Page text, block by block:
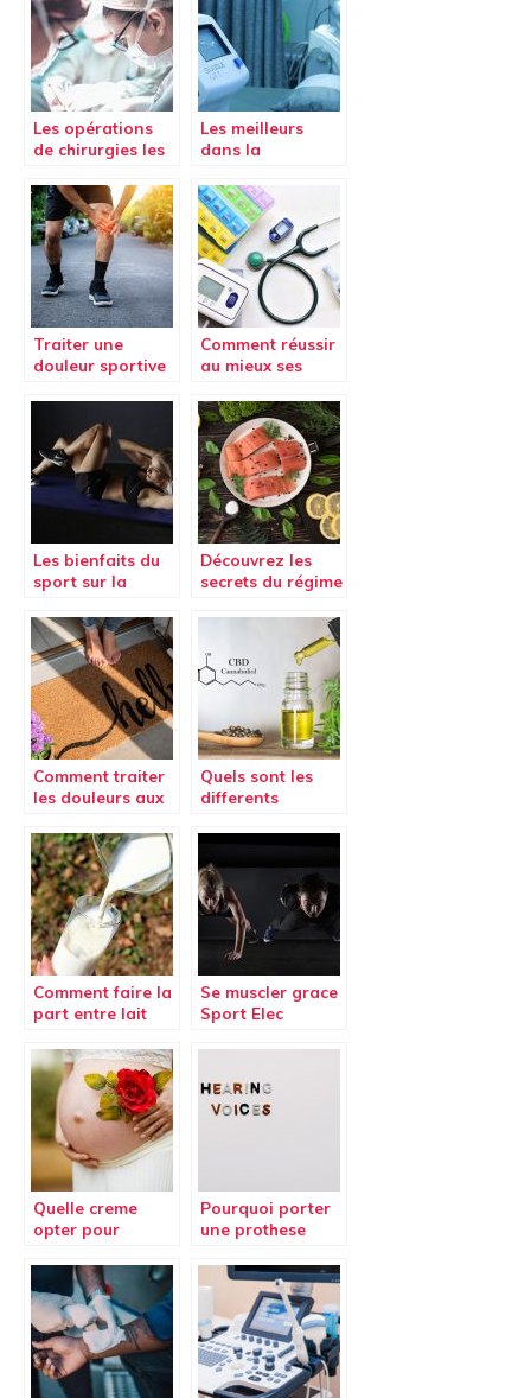
Les opérations
de chirurgies les
aujourd’hui.
Les meilleurs
dans la
Traiter une
douleur sportive
Comment réussir
au mieux ses
(Parcours d’Accès
Spécifique Santé)
à Besançon
Les bienfaits du
sport sur la
Découvrez les
secrets du régime
Comment traiter
les douleurs aux
Quels sont les
differents
consommer du
CBD ?
Comment faire la
part entre lait
lait UHT ?
Se muscler grace
Sport Elec
Quelle creme
opter pour
eliminer les
vergetures ?
Pourquoi porter
une prothese
necessaire en
cas de trouble de
l’ouie ?